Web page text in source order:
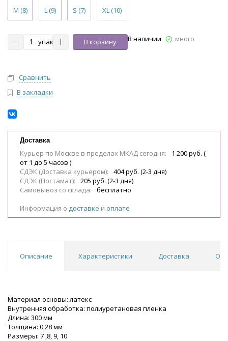
M (8)
L (9) S (7) XL (10)
упак В корзину В наличии много
Сравнить
В закладки
Доставка
Курьер по Москве в пределах МКАД сегодня:
1 200 руб. (
от 1 до 5 часов )
СДЭК (Доставка курьером):
404 руб. (2-3 дня)
СДЭК (Постамат):
205 руб. (2-3 дня)
Самовывоз со склада:
бесплатно
Информация о доставке и оплате
Описание Характеристики Доставка
Материал основы: латекс
Внутренняя обработка: полиуретановая пленка
Длина: 300 мм
Толщина: 0,28 мм
Размеры: 7 ,8, 9, 10